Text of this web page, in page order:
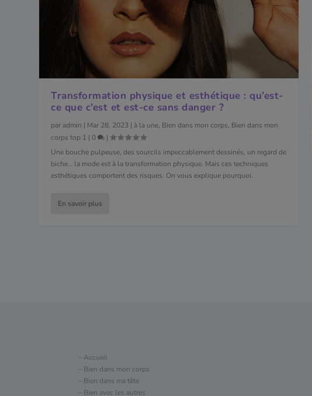
Transformation physique et esthétique : qu’est-
ce que c’est et est-ce sans danger ?
par admin | Mar 28, 2023 | à la une, Bien dans mon corps, Bien dans mon
corps top 1 | 0
|
Une bouche pulpeuse, des sourcils impeccablement dessinés, un regard de
biche… la mode est à la transformation physique. Mais ces techniques
esthétiques comportent des risques. On vous explique pourquoi.
En savoir plus
– Accueil
– Bien dans mon corps
– Bien dans ma tête
– Bien avec les autres